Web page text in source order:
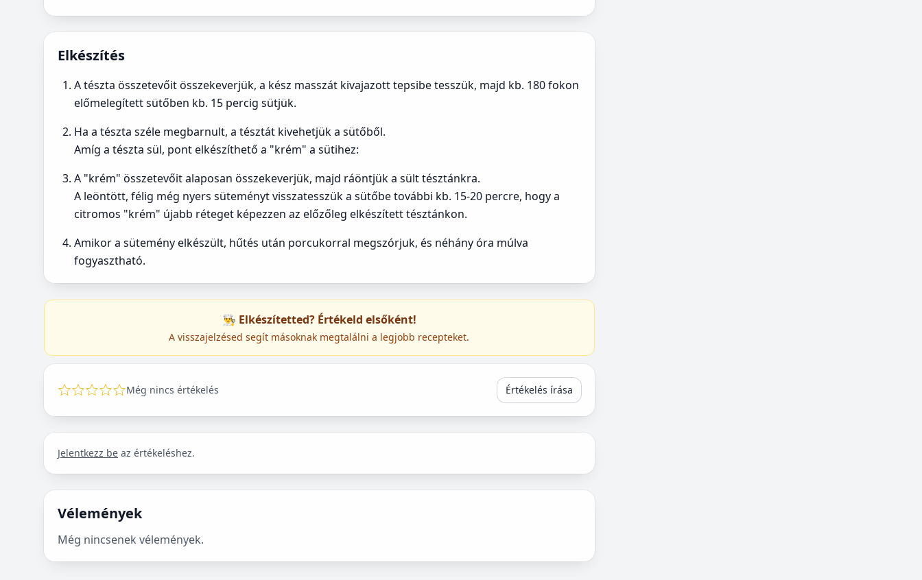
Elkészítés
A tészta összetevőit összekeverjük, a kész masszát kivajazott tepsibe tesszük, majd kb. 180 fokon
előmelegített sütőben kb. 15 percig sütjük.
Ha a tészta széle megbarnult, a tésztát kivehetjük a sütőből.
Amíg a tészta sül, pont elkészíthető a "krém" a sütihez:
A "krém" összetevőit alaposan összekeverjük, majd ráöntjük a sült tésztánkra.
A leöntött, félig még nyers süteményt visszatesszük a sütőbe további kb. 15-20 percre, hogy a
citromos "krém" újabb réteget képezzen az előzőleg elkészített tésztánkon.
Amikor a sütemény elkészült, hűtés után porcukorral megszórjuk, és néhány óra múlva
fogyasztható.
👨‍🍳 Elkészítetted? Értékeld elsőként!
A visszajelzésed segít másoknak megtalálni a legjobb recepteket.
Még nincs értékelés Értékelés írása
Jelentkezz be az értékeléshez.
Vélemények
Még nincsenek vélemények.